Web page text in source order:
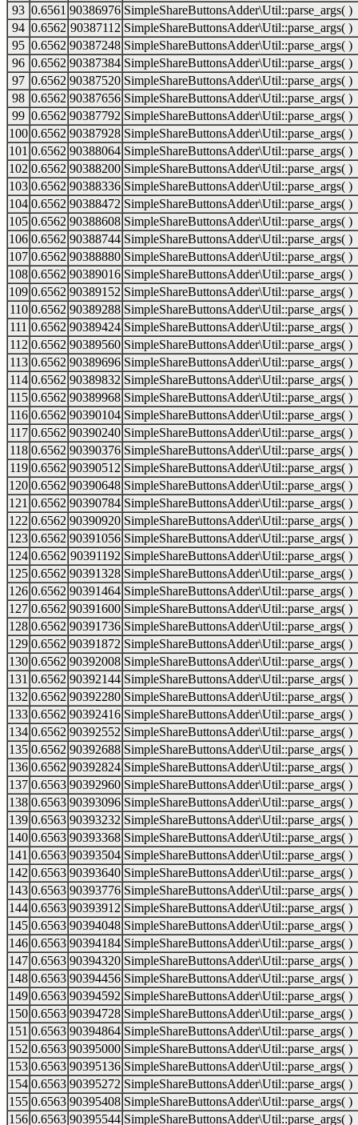
93 0.6561 90386976 SimpleShareButtonsAdder\Util::parse_args( )
94 0.6562 90387112 SimpleShareButtonsAdder\Util::parse_args( )
95 0.6562 90387248 SimpleShareButtonsAdder\Util::parse_args( )
96 0.6562 90387384 SimpleShareButtonsAdder\Util::parse_args( )
97 0.6562 90387520 SimpleShareButtonsAdder\Util::parse_args( )
98 0.6562 90387656 SimpleShareButtonsAdder\Util::parse_args( )
99 0.6562 90387792 SimpleShareButtonsAdder\Util::parse_args( )
100 0.6562 90387928 SimpleShareButtonsAdder\Util::parse_args( )
101 0.6562 90388064 SimpleShareButtonsAdder\Util::parse_args( )
102 0.6562 90388200 SimpleShareButtonsAdder\Util::parse_args( )
103 0.6562 90388336 SimpleShareButtonsAdder\Util::parse_args( )
104 0.6562 90388472 SimpleShareButtonsAdder\Util::parse_args( )
105 0.6562 90388608 SimpleShareButtonsAdder\Util::parse_args( )
106 0.6562 90388744 SimpleShareButtonsAdder\Util::parse_args( )
107 0.6562 90388880 SimpleShareButtonsAdder\Util::parse_args( )
108 0.6562 90389016 SimpleShareButtonsAdder\Util::parse_args( )
109 0.6562 90389152 SimpleShareButtonsAdder\Util::parse_args( )
110 0.6562 90389288 SimpleShareButtonsAdder\Util::parse_args( )
111 0.6562 90389424 SimpleShareButtonsAdder\Util::parse_args( )
112 0.6562 90389560 SimpleShareButtonsAdder\Util::parse_args( )
113 0.6562 90389696 SimpleShareButtonsAdder\Util::parse_args( )
114 0.6562 90389832 SimpleShareButtonsAdder\Util::parse_args( )
115 0.6562 90389968 SimpleShareButtonsAdder\Util::parse_args( )
116 0.6562 90390104 SimpleShareButtonsAdder\Util::parse_args( )
117 0.6562 90390240 SimpleShareButtonsAdder\Util::parse_args( )
118 0.6562 90390376 SimpleShareButtonsAdder\Util::parse_args( )
119 0.6562 90390512 SimpleShareButtonsAdder\Util::parse_args( )
120 0.6562 90390648 SimpleShareButtonsAdder\Util::parse_args( )
121 0.6562 90390784 SimpleShareButtonsAdder\Util::parse_args( )
122 0.6562 90390920 SimpleShareButtonsAdder\Util::parse_args( )
123 0.6562 90391056 SimpleShareButtonsAdder\Util::parse_args( )
124 0.6562 90391192 SimpleShareButtonsAdder\Util::parse_args( )
125 0.6562 90391328 SimpleShareButtonsAdder\Util::parse_args( )
126 0.6562 90391464 SimpleShareButtonsAdder\Util::parse_args( )
127 0.6562 90391600 SimpleShareButtonsAdder\Util::parse_args( )
128 0.6562 90391736 SimpleShareButtonsAdder\Util::parse_args( )
129 0.6562 90391872 SimpleShareButtonsAdder\Util::parse_args( )
130 0.6562 90392008 SimpleShareButtonsAdder\Util::parse_args( )
131 0.6562 90392144 SimpleShareButtonsAdder\Util::parse_args( )
132 0.6562 90392280 SimpleShareButtonsAdder\Util::parse_args( )
133 0.6562 90392416 SimpleShareButtonsAdder\Util::parse_args( )
134 0.6562 90392552 SimpleShareButtonsAdder\Util::parse_args( )
135 0.6562 90392688 SimpleShareButtonsAdder\Util::parse_args( )
136 0.6562 90392824 SimpleShareButtonsAdder\Util::parse_args( )
137 0.6563 90392960 SimpleShareButtonsAdder\Util::parse_args( )
138 0.6563 90393096 SimpleShareButtonsAdder\Util::parse_args( )
139 0.6563 90393232 SimpleShareButtonsAdder\Util::parse_args( )
140 0.6563 90393368 SimpleShareButtonsAdder\Util::parse_args( )
141 0.6563 90393504 SimpleShareButtonsAdder\Util::parse_args( )
142 0.6563 90393640 SimpleShareButtonsAdder\Util::parse_args( )
143 0.6563 90393776 SimpleShareButtonsAdder\Util::parse_args( )
144 0.6563 90393912 SimpleShareButtonsAdder\Util::parse_args( )
145 0.6563 90394048 SimpleShareButtonsAdder\Util::parse_args( )
146 0.6563 90394184 SimpleShareButtonsAdder\Util::parse_args( )
147 0.6563 90394320 SimpleShareButtonsAdder\Util::parse_args( )
148 0.6563 90394456 SimpleShareButtonsAdder\Util::parse_args( )
149 0.6563 90394592 SimpleShareButtonsAdder\Util::parse_args( )
150 0.6563 90394728 SimpleShareButtonsAdder\Util::parse_args( )
151 0.6563 90394864 SimpleShareButtonsAdder\Util::parse_args( )
152 0.6563 90395000 SimpleShareButtonsAdder\Util::parse_args( )
153 0.6563 90395136 SimpleShareButtonsAdder\Util::parse_args( )
154 0.6563 90395272 SimpleShareButtonsAdder\Util::parse_args( )
155 0.6563 90395408 SimpleShareButtonsAdder\Util::parse_args( )
156 0.6563 90395544 SimpleShareButtonsAdder\Util::parse_args( )